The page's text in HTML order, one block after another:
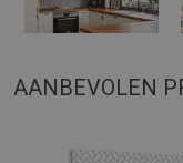
AANBEVOLEN